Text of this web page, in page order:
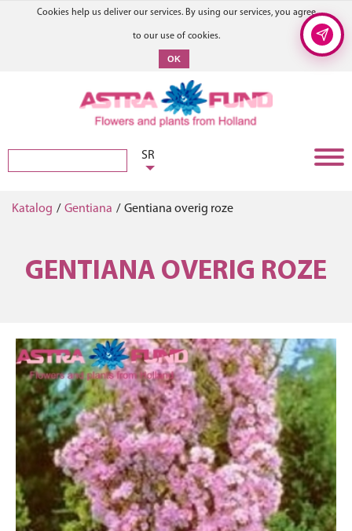
Cookies help us deliver our services. By using our services, you agree
to our use of cookies.
OK
SR
Katalog / Gentiana / Gentiana overig roze
GENTIANA OVERIG ROZE